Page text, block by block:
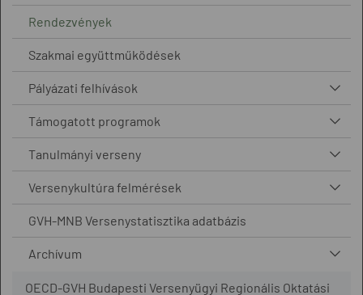
Rendezvények
Szakmai együttműködések
Pályázati felhívások
Támogatott programok
Tanulmányi verseny
Versenykultúra felmérések
GVH-MNB Versenystatisztika adatbázis
Archívum
OECD-GVH Budapesti Versenyügyi Regionális Oktatási